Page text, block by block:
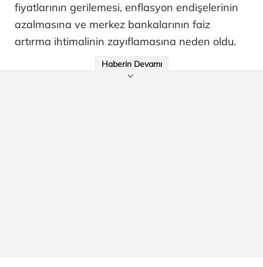
fiyatlarının gerilemesi, enflasyon endişelerinin
azalmasına ve merkez bankalarının faiz
artırma ihtimalinin zayıflamasına neden oldu.
Haberin Devamı